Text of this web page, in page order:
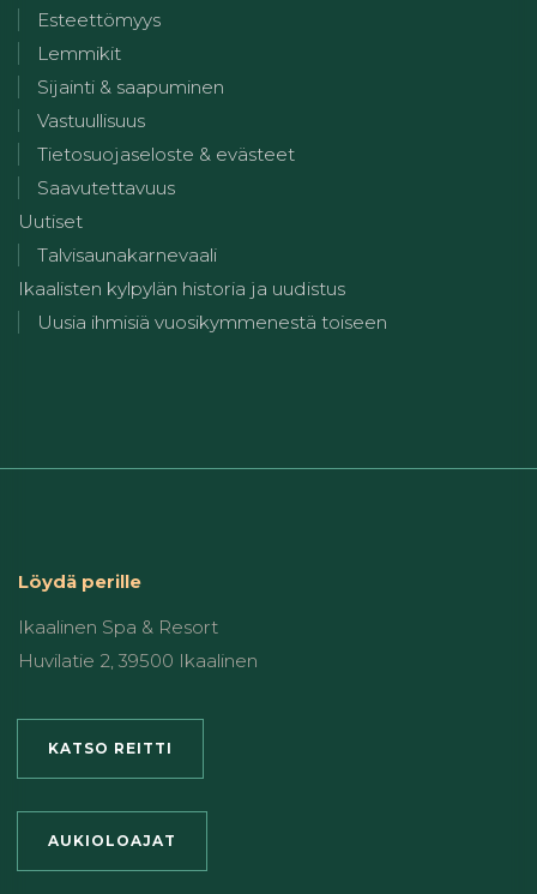
Esteettömyys
Lemmikit
Sijainti & saapuminen
Vastuullisuus
Tietosuojaseloste & evästeet
Saavutettavuus
Uutiset
Talvisaunakarnevaali
Ikaalisten kylpylän historia ja uudistus
Uusia ihmisiä vuosikymmenestä toiseen
Löydä perille
Ikaalinen Spa & Resort
Huvilatie 2, 39500 Ikaalinen
KATSO REITTI
AUKIOLOAJAT